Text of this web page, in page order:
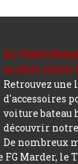
RC
modèle réduit
Retrouvez une
d'accessoires
voiture bateau
découvrir
De nombreux
FG Marder, le